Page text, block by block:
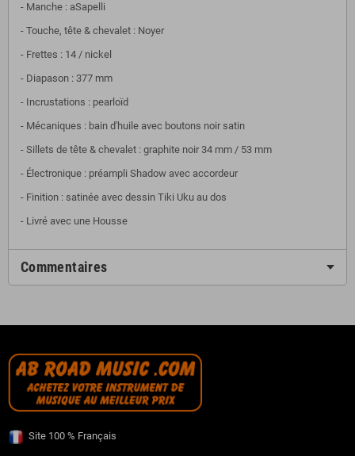
- Manche : aSapelli
- Touche, tête & chevalet : Noyer
- Frettes : 14 / nickel
- Diapason : 377 mm
- Incrustations : pearloïd
- Mécaniques : bain d'huile avec boutons noir satin
- Sillets de tête & chevalet : graphite noir 34 mm / 53 mm
- Électronique : préampli Shadow avec accordeur
- Finition : satinée avec dessin Tiki Uku au dos
- Livré avec une Housse
Commentaires
Site 100 % Français